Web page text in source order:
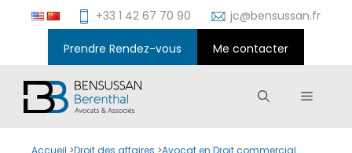
+33 1 42 67 70 90 jc@bensussan.fr
Prendre Rendez-vous Me contacter
Menu